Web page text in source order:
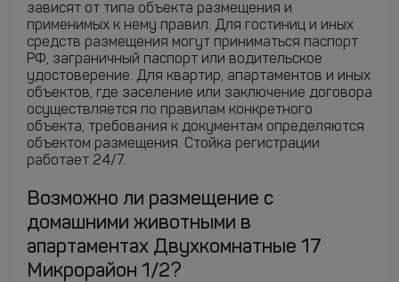
зависят от типа объекта размещения и
применимых к нему правил. Для гостиниц и иных
средств размещения могут приниматься паспорт
РФ, заграничный паспорт или водительское
удостоверение. Для квартир, апартаментов и иных
объектов, где заселение или заключение договора
осуществляется по правилам конкретного
объекта, требования к документам определяются
объектом размещения. Стойка регистрации
работает 24/7.
Возможно ли размещение с
домашними животными в
апартаментах Двухкомнатные 17
Микрорайон 1/2?